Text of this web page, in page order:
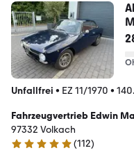
Unfallfrei • EZ 11/1970 •
Fahrzeugvertrieb Edwin
97332 Volkach
4.9 Sterne
(112)